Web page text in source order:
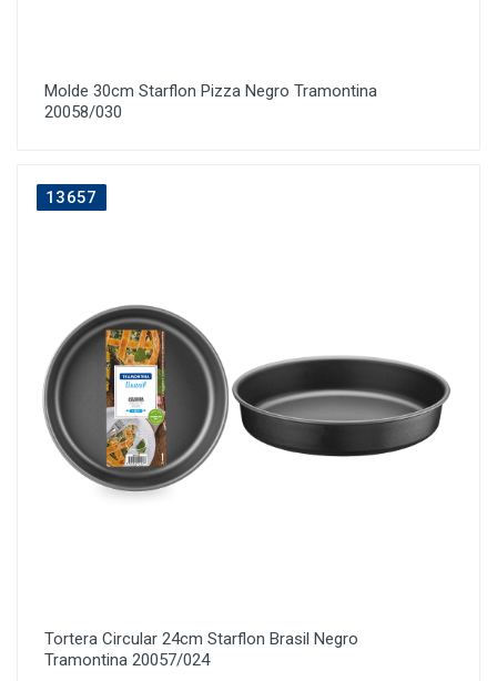
Molde 30cm Starflon Pizza Negro Tramontina
20058/030
13657
Tortera Circular 24cm Starflon Brasil Negro
Tramontina 20057/024